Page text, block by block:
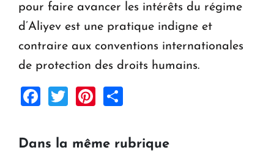
pour faire avancer les intérêts du régime
d’Aliyev est une pratique indigne et
contraire aux conventions internationales
de protection des droits humains.
Facebook
TwitterPinterest
Dans la même rubrique